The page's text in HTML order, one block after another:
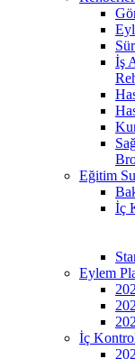
İş
Eğitim
İç
Eylem
İç Kontrol